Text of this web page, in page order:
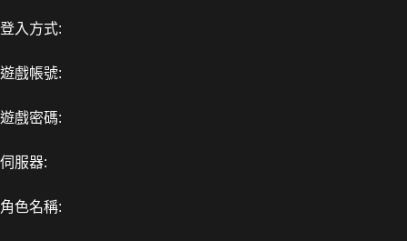
登入方式:
遊戲帳號:
遊戲密碼:
伺服器:
角色名稱: